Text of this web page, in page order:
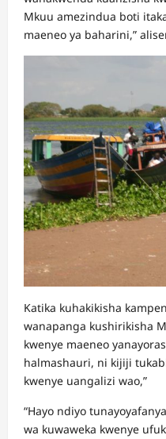
Mkuu amezindua boti
maeneo ya baharini,”
Katika kuhakikisha
wanapanga kushirikisha
kwenye maeneo
halmashauri, ni kijiji
kwenye uangalizi wao,”
“Hayo ndiyo
wa kuwaweka kwenye